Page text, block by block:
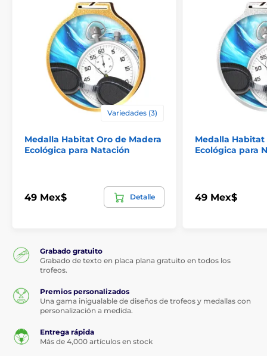
Variedades (3)
Medalla Habitat Oro de Madera
Ecológica para Natación
49 Mex$ Detalle
Medalla Habitat
Ecológica para
49 Mex$
Grabado gratuito
Grabado de texto en placa plana gratuito en todos los
trofeos.
Premios personalizados
Una gama inigualable de diseños de trofeos y medallas con
personalización a medida.
Entrega rápida
Más de 4,000 artículos en stock